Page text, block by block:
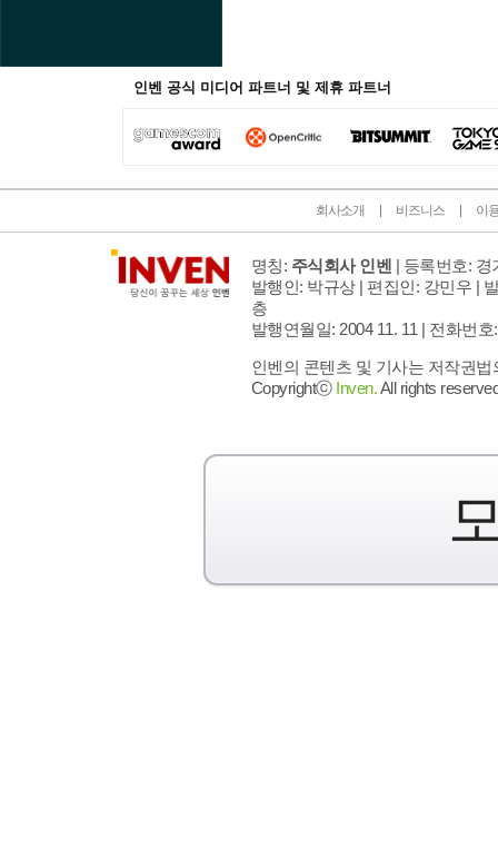
인벤 공식 미디어 파트너 및 제휴 파트너
회사소개 비즈니스 이
명칭: 주식회사 인벤 | 등록번호: 경
발행인: 박규상 | 편집인: 강민우 |
층
발행연월일: 2004 11. 11 | 전화번호
인벤의 콘텐츠 및 기사는 저작권
Copyrightⓒ Inven.All rights